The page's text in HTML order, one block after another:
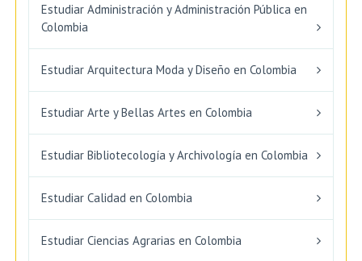
Estudiar Administración y Administración Pública en
Colombia
Estudiar Arquitectura Moda y Diseño en Colombia
Estudiar Arte y Bellas Artes en Colombia
Estudiar Bibliotecología y Archivología en Colombia
Estudiar Calidad en Colombia
Estudiar Ciencias Agrarias en Colombia